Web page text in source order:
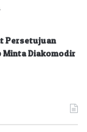
Persetujuan
Minta Diakomodir